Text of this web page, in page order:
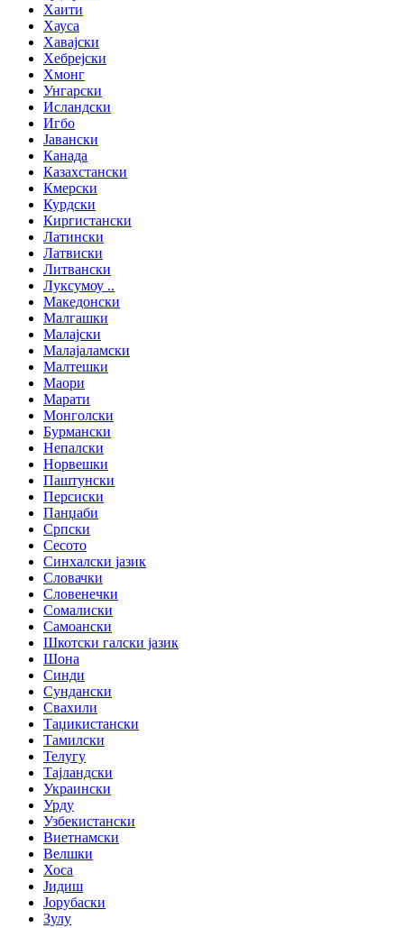
Хаити
Хауса
Хавајски
Хебрејски
Хмонг
Унгарски
Исландски
Игбо
Јавански
Канада
Казахстански
Кмерски
Курдски
Киргистански
Латински
Латвиски
Литвански
Луксумоу ..
Македонски
Малгашки
Малајски
Малајаламски
Малтешки
Маори
Марати
Монголски
Бурмански
Непалски
Норвешки
Паштунски
Персиски
Панџаби
Српски
Сесото
Синхалски јазик
Словачки
Словенечки
Сомалиски
Самоански
Шкотски галски јазик
Шона
Синди
Сундански
Свахили
Таџикистански
Тамилски
Телугу
Тајландски
Украински
Урду
Узбекистански
Виетнамски
Велшки
Хоса
Јидиш
Јорубаски
Зулу